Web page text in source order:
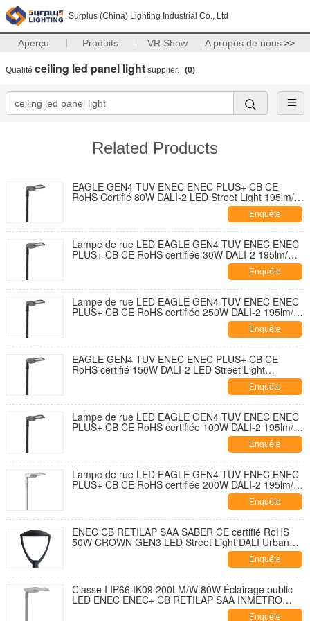
Surplus (China) Lighting Industrial Co., Ltd
Aperçu Produits VR Show A propos de nous>>
Qualité ceiling led panel light supplier. (0)
Related Products
EAGLE GEN4 TUV ENEC ENEC PLUS+ CB CE
RoHS Certifié 80W DALI-2 LED Street Light 195lm/W
Avec 7 PIN NEMA Socket Shorting Cap et 10KV SPD
Enquête
maintenant
Lampe de rue LED EAGLE GEN4 TUV ENEC ENEC
PLUS+ CB CE RoHS certifiée 30W DALI-2 195lm/W
avec capuchon de fermeture de douille NEMA 7
broches et conception auto-nettoyante et ouverture
sans outil avec parasurtenseur 10KV
Enquête
maintenant
Lampe de rue LED EAGLE GEN4 TUV ENEC ENEC
PLUS+ CB CE RoHS certifiée 250W DALI-2 195lm/W
avec capuchon de fermeture de prise NEMA 7
broches et conception à ouverture sans outil et
autonettoyante avec parasurtenseur 10KV
Enquête
maintenant
EAGLE GEN4 TUV ENEC ENEC PLUS+ CB CE
RoHS certifié 150W DALI-2 LED Street Light
195lm/W Avec 7 PIN NEMA Socket Shorting Cap et
10KV SPD Développement sans outil et sans
ouverture et autodécouvrant
Enquête
maintenant
Lampe de rue LED EAGLE GEN4 TUV ENEC ENEC
PLUS+ CB CE RoHS certifiée 100W DALI-2 195lm/W
avec capuchon de fermeture de douille NEMA 7
broches et parasurtenseur 10KV Conception à
ouverture sans outil et autonettoyante
Enquête
maintenant
Lampe de rue LED EAGLE GEN4 TUV ENEC ENEC
PLUS+ CB CE RoHS certifiée 200W DALI-2 195lm/W
avec capuchon de fermeture de douille NEMA 7
broches et parasurtenseur 10KV Conception à
ouverture sans outil et autonettoyante
Enquête
maintenant
ENEC CB RETILAP SAA SABER CE certifié RoHS
50W CROWN GEN3 LED Street Light DALI Urban
Street Light Garden Light INMETRO IP66 Design
Enquête
maintenant
Classe I IP66 IK09 200LM/W 80W Éclairage public
LED ENEC ENEC+ CB RETILAP SAA INMETRO
Certifié Zhaga-D4i Garantie 10 ans Conception
Enquête